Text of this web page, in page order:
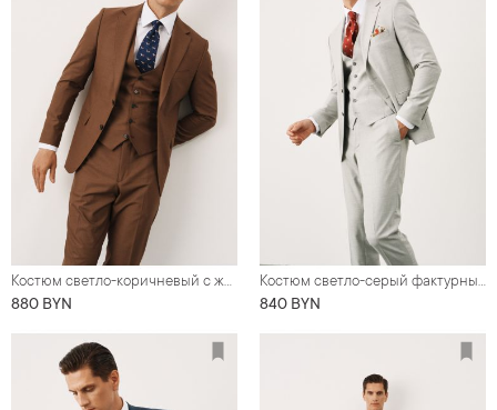
Костюм светло-коричневый с жилетом
880 BYN
Костюм светло-серый фактурный
840 BYN